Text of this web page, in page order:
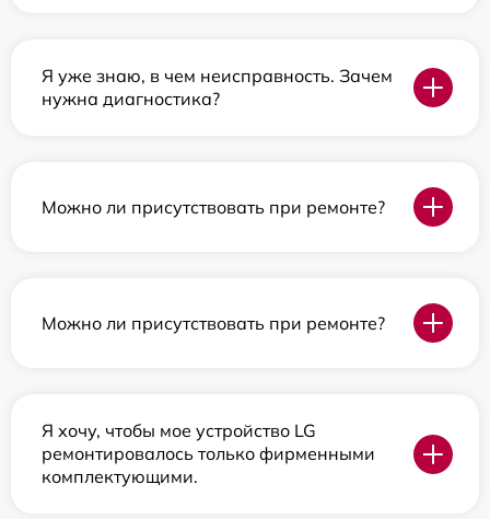
Я уже знаю, в чем неисправность. Зачем
нужна диагностика?
Можно ли присутствовать при ремонте?
Можно ли присутствовать при ремонте?
Я хочу, чтобы мое устройство LG
ремонтировалось только фирменными
комплектующими.